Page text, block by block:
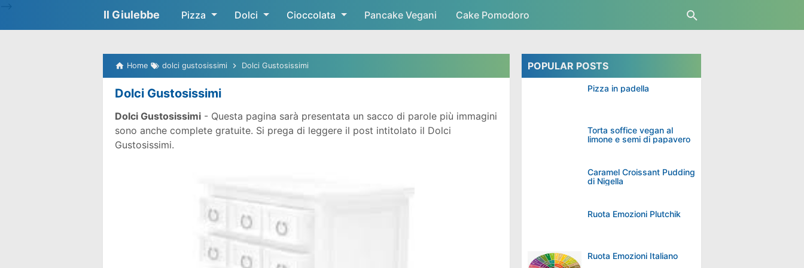
Skip to main content
Il Giulebbe Pizza Dolci Cioccolata Pancake Vegani Cake Pomodoro
Home dolci gustosissimi Dolci Gustosissimi
Dolci Gustosissimi
Dolci Gustosissimi - Questa pagina sarà presentata un sacco di parole più immagini
sono anche complete gratuite. Si prega di leggere il post intitolato il Dolci
Gustosissimi.
POPULAR POSTS
Pizza in padella
Torta soffice vegan al
limone e semi di papavero
Caramel Croissant Pudding
di Nigella
Ruota Emozioni Plutchik
Ruota Emozioni Italiano